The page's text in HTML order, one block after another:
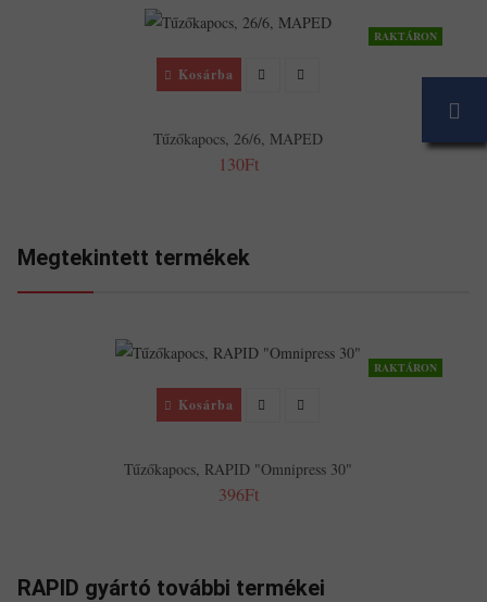
RAKTÁRON
Kosárba
Tűzőkapocs, 26/6, MAPED
130Ft
Megtekintett termékek
RAKTÁRON
Kosárba
Tűzőkapocs, RAPID "Omnipress 30"
396Ft
RAPID gyártó további termékei